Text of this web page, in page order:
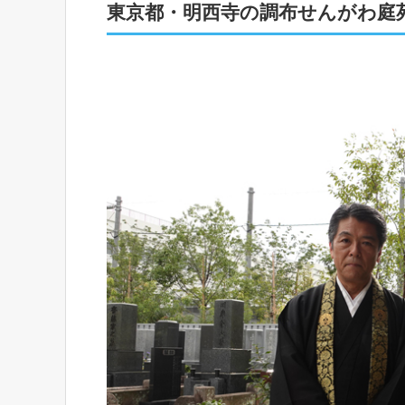
東京都・明西寺の調布せんがわ庭